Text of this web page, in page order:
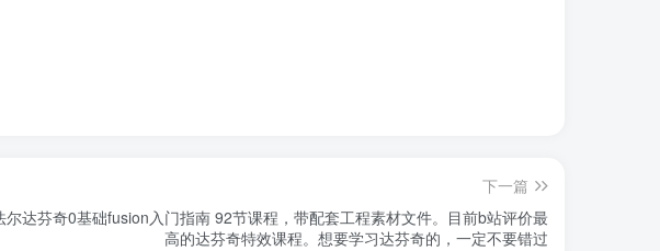
下一篇
0基础fusion入门指南 92节课程，带配套工程素材文件。目前b站评价最
高的达芬奇特效课程。想要学习达芬奇的，一定不要错过